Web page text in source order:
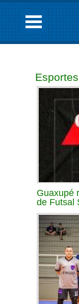
Esportes
Guaxupé
de Futsal